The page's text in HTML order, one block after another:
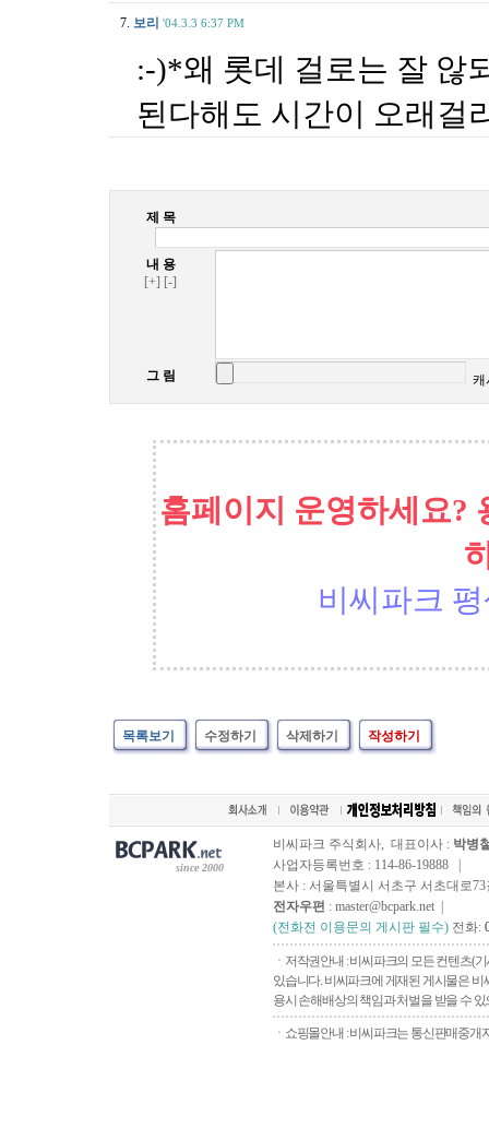
7. 보리 '04.3.3 6:37 PM
:-)*왜 롯데 걸로는 잘 않
된다해도 시간이 오래걸
제 목
내 용
[+] [-]
그 림 캐
홈페이지 운영하세요?
비씨파크
목록보기 수정하기 삭제하기 작성하기
since 2000
비씨파크 주식회사, 대표이사 : 박병
사업자등록번호 : 114-86-19888 |
본사 : 서울특별시 서초구 서초대로73
전자우편 : master@bcpark.net |
(전화전 이용문의 게시판 필수) 전화:
ㆍ저작권안내 : 비씨파크의 모든 컨텐츠(
있습니다. 비씨파크에 게재된 게시물은
용시 손해배상의 책임과 처벌을 받을 수
ㆍ쇼핑몰안내 : 비씨파크는 통신판매중개